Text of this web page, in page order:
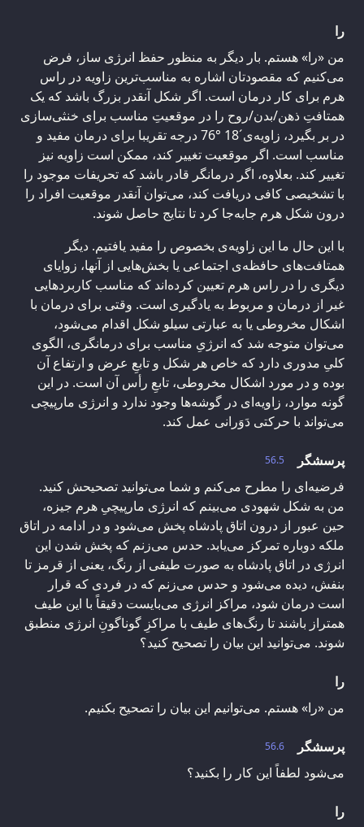
را
من «را» هستم. بار دیگر به منظور حفظ انرژی ساز، فرض
می‌کنیم که مقصودتان اشاره به مناسب‌ترین زاویه در راس
هرم برای کار درمان است. اگر شکل آنقدر بزرگ باشد که یک
همتافتِ ذهن/بدن/روح را در موقعیتِ مناسب برای خنثی‌سازی
در بر بگیرد، زاویه‌ی´18 °76 درجه تقریبا برای درمان مفید و
مناسب است. اگر موقعیت تغییر کند، ممکن است زاویه نیز
تغییر کند. بعلاوه، اگر درمانگر قادر باشد که تحریفات موجود را
با تشخیصی کافی دریافت کند، می‌توان آنقدر موقعیت افراد را
درون شکل هرم جابه‌جا کرد تا نتایج حاصل شوند.
با این حال ما این زاویه‌ی بخصوص را مفید یافتیم. دیگر
همتافت‌های حافظه‌ی اجتماعی یا بخش‌هایی از آنها، زوایای
دیگری را در راس هرم تعیین کرده‌اند که مناسب کاربردهایی
غیر از درمان و مربوط به یادگیری است. وقتی برای درمان با
اشکال مخروطی یا به عبارتی سیلو شکل اقدام می‌شود،
می‌توان متوجه شد که انرژیِ مناسب برای درمانگری، الگوی
کلیِ مدوری دارد که خاص هر شکل و تابعِ عرض و ارتفاع آن
بوده و در مورد اشکال مخروطی، تابعِ رأس آن است. در این
گونه موارد، زاویه‌ای در گوشه‌ها وجود ندارد و انرژی مارپیچی
می‌تواند با حرکتی دَوَرانی عمل کند.
56.5
پرسشگر
فرضیه‌ای را مطرح می‌کنم و شما می‌توانید تصحیحش کنید.
من به شکل شهودی می‌بینم که انرژی مارپیچیِ هرم جیزه،
حین عبور از درون اتاق پادشاه پخش می‌شود و در ادامه در اتاق
ملکه دوباره تمرکز می‌یابد. حدس می‌زنم که پخش شدن این
انرژی در اتاق پادشاه به صورت طیفی از رنگ، یعنی از قرمز تا
بنفش، دیده می‌شود و حدس می‌زنم که در فردی که قرار
است درمان شود، مراکز انرژی می‌بایست دقیقاً با این طیف
همتراز باشند تا رنگ‌های طیف با مراکزِ گوناگونِ انرژی منطبق
شوند. می‌توانید این بیان را تصحیح کنید؟
را
من «را» هستم. می‌توانیم این بیان را تصحیح بکنیم.
56.6
پرسشگر
می‌شود لطفاً این کار را بکنید؟
را